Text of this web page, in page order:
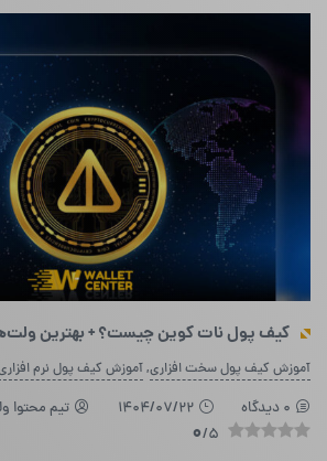
کیف پول نات کوین چیست؟ + بهترین
آموزش کیف پول سخت افزاری,آموزش کیف پول نرم
0 دیدگاه 1404/07/22 تیم محتوا
0/5